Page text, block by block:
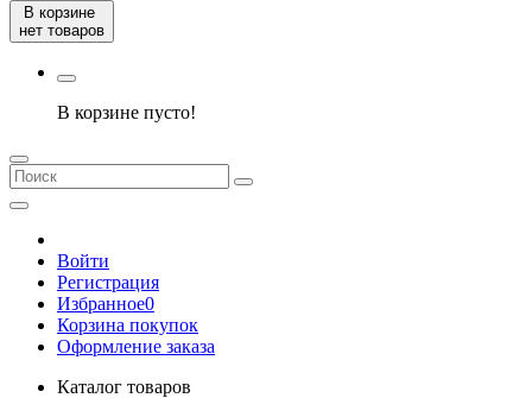
В корзине
нет товаров
В корзине пусто!
Войти
Регистрация
Избранное0
Корзина покупок
Оформление заказа
Каталог товаров